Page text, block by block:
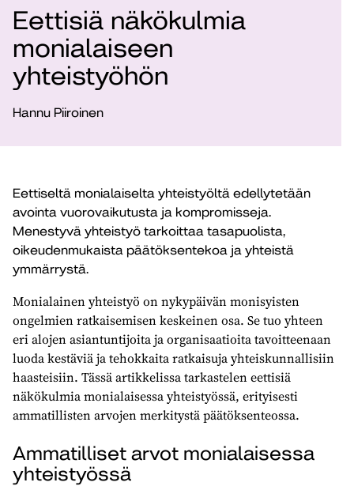
Eettisiä näkökulmia
monialaiseen
yhteistyöhön
Hannu Piiroinen
Eettiseltä monialaiselta yhteistyöltä edellytetään
avointa vuorovaikutusta ja kompromisseja.
Menestyvä yhteistyö tarkoittaa tasapuolista,
oikeudenmukaista päätöksentekoa ja yhteistä
ymmärrystä.
Monialainen yhteistyö on nykypäivän monisyisten
ongelmien ratkaisemisen keskeinen osa. Se tuo yhteen
eri alojen asiantuntijoita ja organisaatioita tavoitteenaan
luoda kestäviä ja tehokkaita ratkaisuja yhteiskunnallisiin
haasteisiin. Tässä artikkelissa tarkastelen eettisiä
näkökulmia monialaisessa yhteistyössä, erityisesti
ammatillisten arvojen merkitystä päätöksenteossa.
Ammatilliset arvot monialaisessa
yhteistyössä